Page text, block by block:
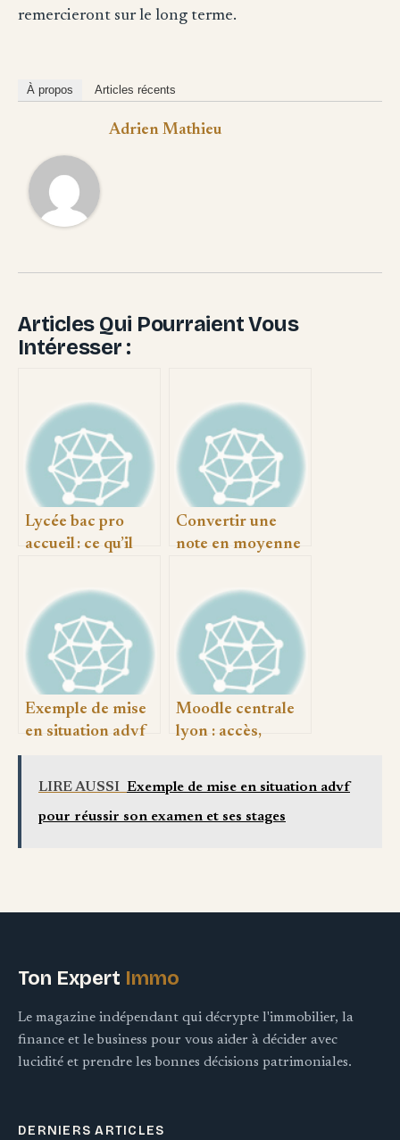
remercieront sur le long terme.
À propos Articles récents
Adrien Mathieu
Articles Qui Pourraient Vous
Intéresser :
Lycée bac pro
accueil : ce qu’il
bien s’orienter
Convertir une
note en moyenne
système sans se
tromper
Exemple de mise
en situation advf
Moodle centrale
lyon : accès,
LIRE AUSSI Exemple de mise en situation advf
pour réussir son examen et ses stages
Ton Expert Immo
Le magazine indépendant qui décrypte l'immobilier, la
finance et le business pour vous aider à décider avec
lucidité et prendre les bonnes décisions patrimoniales.
DERNIERS ARTICLES